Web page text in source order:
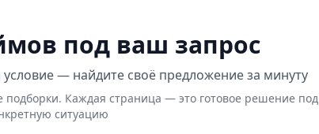
под ваш запрос
— найдите своё предложение за минуту
Каждая страница — это готовое решение под
ситуацию